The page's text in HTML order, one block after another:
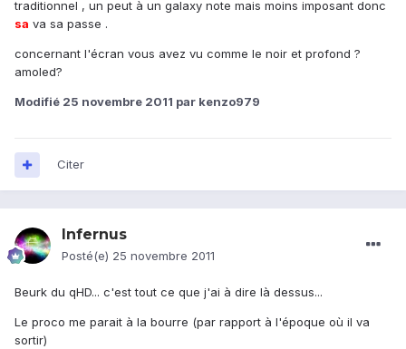
traditionnel , un peut à un galaxy note mais moins imposant donc
sa va sa passe .
concernant l'écran vous avez vu comme le noir et profond ?
amoled?
Modifié 25 novembre 2011 par kenzo979
Citer
Infernus
Posté(e) 25 novembre 2011
Beurk du qHD... c'est tout ce que j'ai à dire là dessus...
Le proco me parait à la bourre (par rapport à l'époque où il va
sortir)